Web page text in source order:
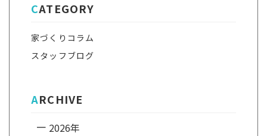
CATEGORY
家づくりコラム
スタッフブログ
ARCHIVE
2026年